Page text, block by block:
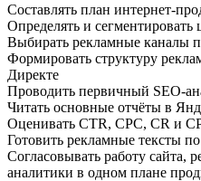
Составлять план интернет-
Определять и
Выбирать рекламные каналы
Формировать структуру
Директе
Проводить первичный SEO-
Читать основные отчёты в
Оценивать CTR, CPC, CR и
Готовить рекламные тексты
Согласовывать работу сайта,
аналитики в одном плане